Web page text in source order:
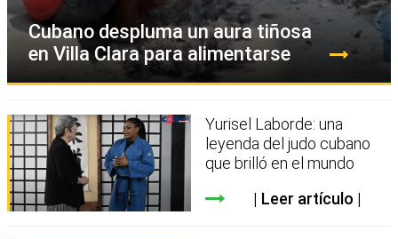
Cubano despluma un aura tiñosa
en Villa Clara para alimentarse
Yurisel Laborde: una
leyenda del judo cubano
que brilló en el mundo
Leer artículo